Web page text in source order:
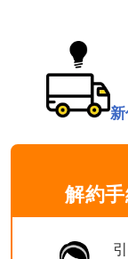
新
解約